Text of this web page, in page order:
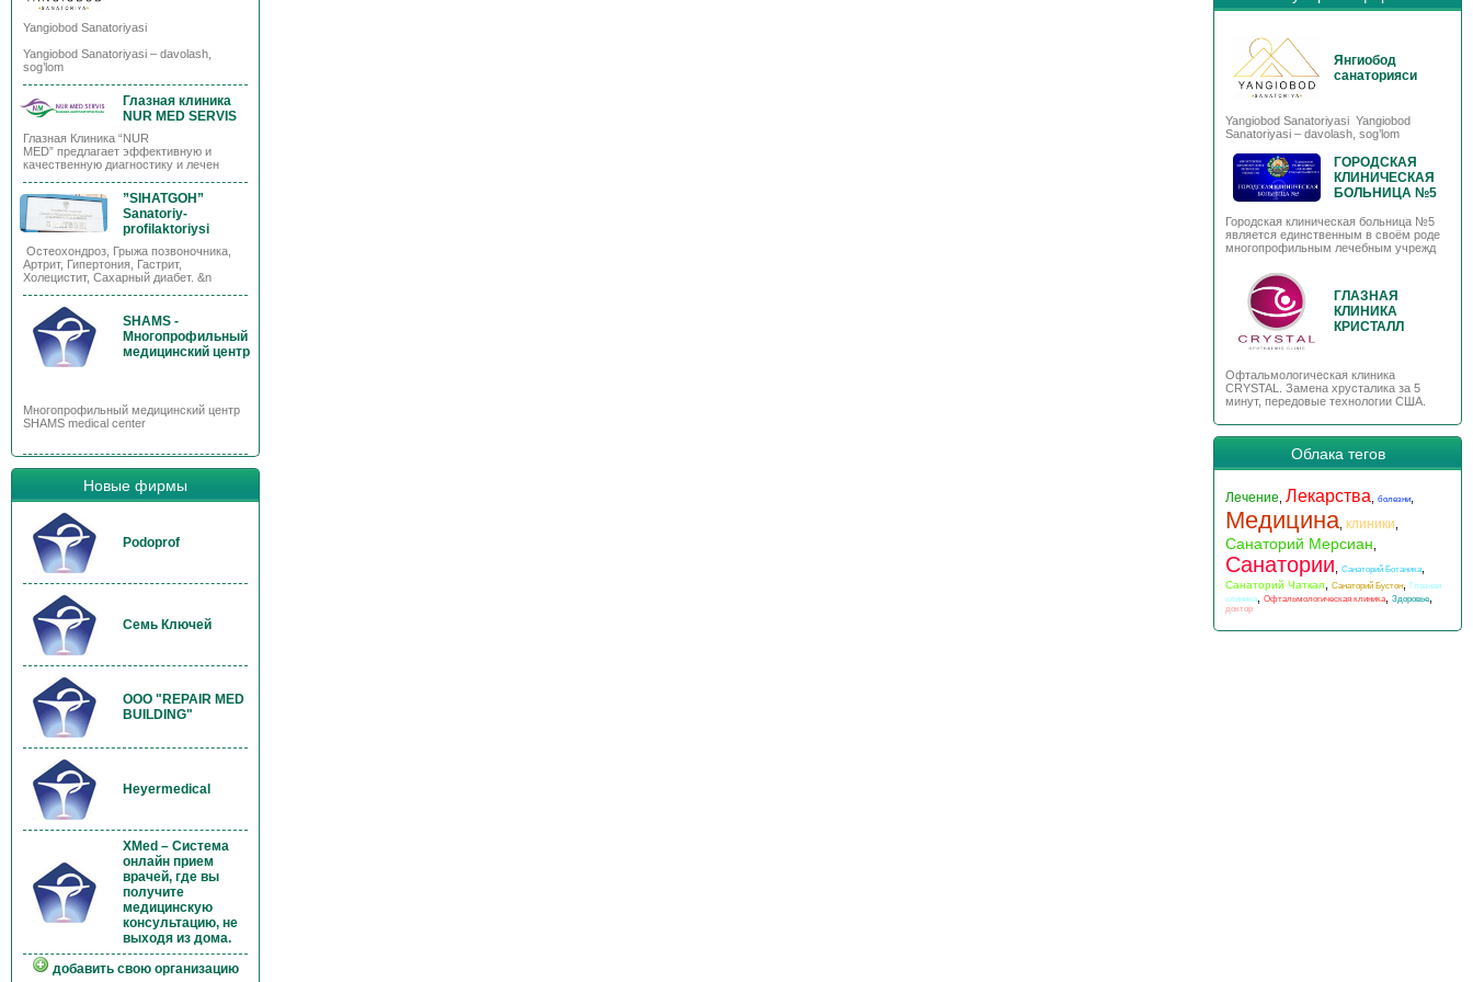
Yangiobod Sanatoriyasi
Yangiobod Sanatoriyasi – davolash,
sog’lom
Глазная клиника
NUR MED SERVIS
Глазная Клиника “NUR
MED” предлагает эффективную и
качественную диагностику и лечен
”SIHATGOH”
Sanatoriy-
profilaktoriysi
Остеохондроз, Грыжа позвоночника,
Артрит, Гипертония, Гастрит,
Холецистит, Сахарный диабет. &n
SHAMS -
Многопрофильный
медицинский центр
Многопрофильный медицинский центр
SHAMS medical center
Новые фирмы
Podoprof
Семь Ключей
OOO "REPAIR MED
BUILDING"
Heyermedical
XMed – Система
онлайн прием
врачей, где вы
получите
медицинскую
консультацию, не
выходя из дома.
добавить свою организацию
Янгиобод
санаторияси
Yangiobod Sanatoriyasi Yangiobod
Sanatoriyasi – davolash, sog’lom
ГОРОДСКАЯ
КЛИНИЧЕСКАЯ
БОЛЬНИЦА №5
Городская клиническая больница №5
является единственным в своём роде
многопрофильным лечебным учрежд
ГЛАЗНАЯ
КЛИНИКА
КРИСТАЛЛ
Офтальмологическая клиника
CRYSTAL. Замена хрусталика за 5
минут, передовые технологии США.
Облака тегов
Лечение Лекарства болезни
Медицина клиники
Санаторий Мерсиан
Санатории Санаторий Ботаника
Санаторий Чаткал Санаторий Бустон
Глазная
клиника
Офтальмологическая клиника Здоровье
доктор